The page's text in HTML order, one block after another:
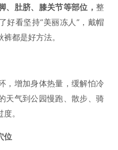
、肚脐、膝关节等部位， 整
好看坚持“美丽冻人”，戴帽
都是好方法。
，增加身体热量，缓解怕冷
天气到公园慢跑、散步、骑
。
位